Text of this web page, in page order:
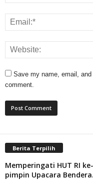
Save my name, email,
comment.
Berita Terpilih
Memperingati HUT RI
pimpin Upacara Bendera.